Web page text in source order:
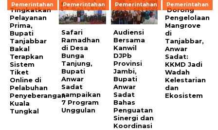
Pemerintahan
Tingkatkan
Pelayanan
Prima,
Bupati
Tanjabbar
Bakal
Terapkan
Sistem
Tiket
Online di
Pelabuhan
Penyeberangan
Kuala
Tungkal
Pemerintahan
Safari
Ramadhan
di Desa
Bunga
Tanjung,
Bupati
Anwar
Sadat
sampaikan
7 Program
Unggulan
Pemerintahan
Audiensi
Bersama
Kanwil
DJPb
Provinsi
Jambi,
Bupati
Anwar
Sadat
Bahas
Penguatan
Sinergi dan
Koordinasi
Pemerintahan
Dorong
Pengelolaan
Mangrove
di
Tanjabbar,
Anwar
Sadat:
KKMD Jadi
Wadah
Kelestarian
dan
Ekosistem